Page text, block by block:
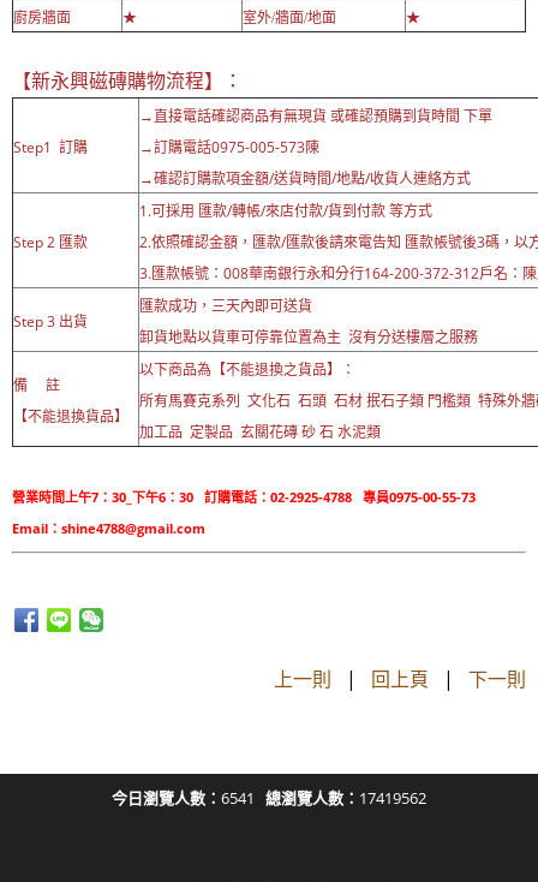
廚房牆面
★ 室外/牆面/地面 ★
【新永興磁磚購物流程】：
Step1 訂購
→直接電話確認商品有無現貨 或確認預購到貨時間 下單
→訂購電話0975-005-573陳
→確認訂購款項金額/送貨時間/地點/收貨人連絡方式
Step 2 匯款
1.可採用 匯款/轉帳/來店付款/貨到付款 等方式
2.依照確認金額，匯款/匯款後請來電告知 匯款帳號後3碼，以
3.匯款帳號：008華南銀行永和分行164-200-372-312戶名：
Step 3 出貨
匯款成功，三天內即可送貨
卸貨地點以貨車可停靠位置為主 沒有分送樓層之服務
備 註
【不能退換貨品】
以下商品為【不能退換之貨品】：
所有馬賽克系列 文化石 石頭 石材 抿石子類 門檻類 特殊外
加工品 定製品 玄關花磚 砂 石 水泥類
營業時間上午7：30_下午6：30 訂購電話：02-2925-4788 專員0975-00-55-73
Email：shine4788@gmail.com
上一則 | 回上頁 | 下一則
今日瀏覽人數： 6541 總瀏覽人數： 17419562